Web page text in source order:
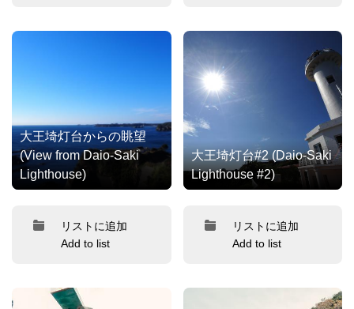
大王埼灯台からの眺望
(View from Daio-Saki
Lighthouse)
リストに追加
Add to list
大王埼灯台#2 (Daio-Saki
Lighthouse #2)
リストに追加
Add to list